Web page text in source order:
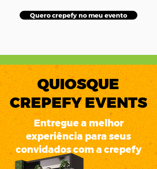
Quero crepefy no meu evento
QUIOSQUE
CREPEFY EVENTS
Entregue a melhor
experiência para seus
convidados com a crepefy